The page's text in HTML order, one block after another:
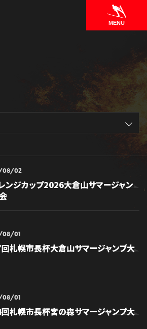
MENU
08/02
ンジカップ2026大倉山サマージャン
08/01
札幌市長杯大倉山サマージャンプ大
08/01
札幌市長杯宮の森サマージャンプ大